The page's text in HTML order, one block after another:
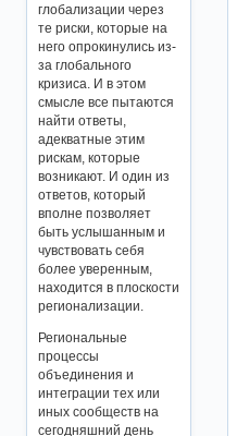
глобализации через
те риски, которые на
него опрокинулись из-
за глобального
кризиса. И в этом
смысле все пытаются
найти ответы,
адекватные этим
рискам, которые
возникают. И один из
ответов, который
вполне позволяет
быть услышанным и
чувствовать себя
более уверенным,
находится в плоскости
регионализации.
Региональные
процессы
объединения и
интеграции тех или
иных сообществ на
сегодняшний день